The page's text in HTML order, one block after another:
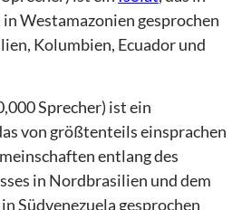
Westamazonien gesprochen
Kolumbien, Ecuador und
Sprecher) ist ein
von größtenteils einsprachen
entlang des
in Nordbrasilien und dem
Südvenezuela gesprochen